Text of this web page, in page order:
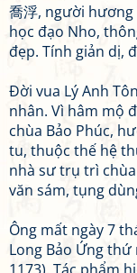
喬浮, người
học đạo Nho,
đẹp. Tính giản dị,
Đời vua Lý Anh
nhân. Vì hâm mộ
chùa Bảo Phúc,
tu, thuộc thế hệ
nhà sư trụ trì
văn sám, tụng
Ông mất ngày 7
Long Bảo Ứng